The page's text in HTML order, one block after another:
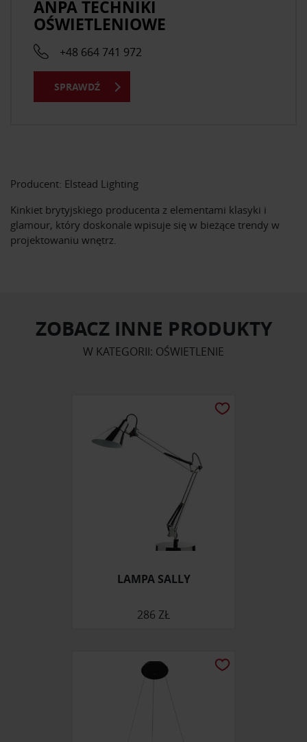
Producent: Elstead Lighting
Kinkiet brytyjskiego producenta z elementami klasyki i
glamour, który doskonale wpisuje się w bieżące trendy w
projektowaniu wnętrz.
ANPA TECHNIKI
OŚWIETLENIOWE
+48 664 741 972
SPRAWDŹ
ZOBACZ INNE PRODUKTY
W KATEGORII: OŚWIETLENIE
LAMPA SALLY
286 ZŁ